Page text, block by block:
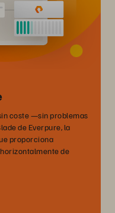
coste —sin problemas
de Everpure, la
proporciona
de